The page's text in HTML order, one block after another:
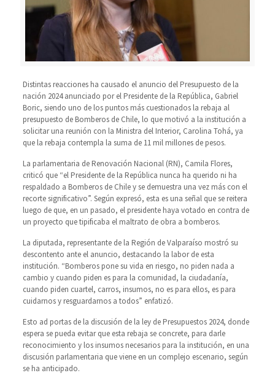
Distintas reacciones ha causado el anuncio del Presupuesto de la
nación 2024 anunciado por el Presidente de la República, Gabriel
Boric, siendo uno de los puntos más cuestionados la rebaja al
presupuesto de Bomberos de Chile, lo que motivó a la institución a
solicitar una reunión con la Ministra del Interior, Carolina Tohá, ya
que la rebaja contempla la suma de 11 mil millones de pesos.
La parlamentaria de Renovación Nacional (RN), Camila Flores,
criticó que “el Presidente de la República nunca ha querido ni ha
respaldado a Bomberos de Chile y se demuestra una vez más con el
recorte significativo”. Según expresó, esta es una señal que se reitera
luego de que, en un pasado, el presidente haya votado en contra de
un proyecto que tipificaba el maltrato de obra a bomberos.
La diputada, representante de la Región de Valparaíso mostró su
descontento ante el anuncio, destacando la labor de esta
institución. “Bomberos pone su vida en riesgo, no piden nada a
cambio y cuando piden es para la comunidad, la ciudadanía,
cuando piden cuartel, carros, insumos, no es para ellos, es para
cuidarnos y resguardarnos a todos” enfatizó.
Esto ad portas de la discusión de la ley de Presupuestos 2024, donde
espera se pueda evitar que esta rebaja se concrete, para darle
reconocimiento y los insumos necesarios para la institución, en una
discusión parlamentaria que viene en un complejo escenario, según
se ha anticipado.